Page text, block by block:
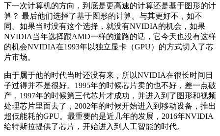
下一次计算机的方向，到底是更高速的计算还是基于图形的计
算？ 最后他们选择了基于图形的计算。与其更好不，如不
同。如果当时没有这个选择，就没有NVIDIA的机会，如果
NVIDIA当年选择跟AMD一样的道路的话，它今天也没有这样
的机会NVIDIA在1993年以独立显卡（GPU）的方式切入了芯
片市场。
由于属于他的时代当时还没有来，所以NVIDIA在很长时间日
子过得并不是很好。1995年的时候芯片卖的也不好，差一点破
产，1997年的时候第三代芯片才成功，并进入到了图形和视频
处理芯片里面去了，2002年的时候开始进入到移动设备，推出
超低能耗的GPU。最重要的是近几年的发展，2016年NVIDIA
给特斯拉提供了芯片，开始进入到人工智能的时代。